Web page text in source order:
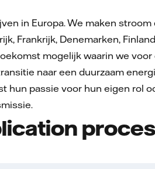
in Europa. We maken
Frankrijk, Denemarken,
mogelijk waarin we
naar een duurzaam
hun passie voor hun eigen rol